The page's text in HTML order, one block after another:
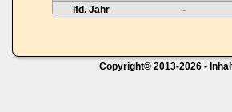
lfd. Jahr
-
Copyright© 2013-2026 -